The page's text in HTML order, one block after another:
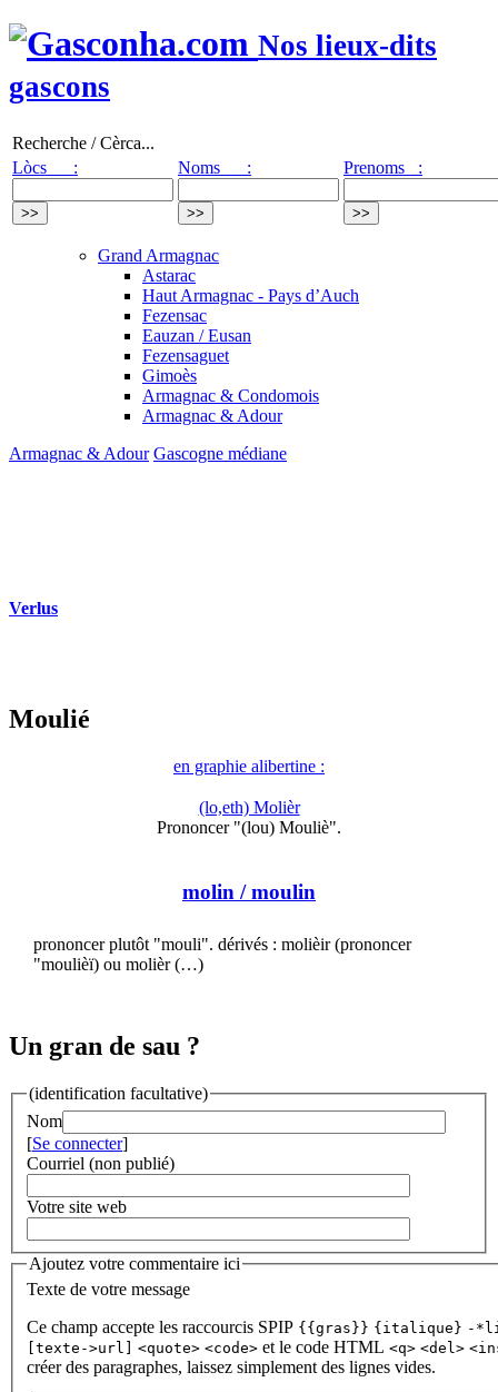
Nos lieux-dits
gascons
Recherche / Cèrca...
Lòcs :
Noms : Prenoms :
Grand Armagnac
Astarac
Haut Armagnac - Pays d’Auch
Fezensac
Eauzan / Eusan
Fezensaguet
Gimoès
Armagnac & Condomois
Armagnac & Adour
Armagnac & Adour Gascogne médiane
Verlus
Moulié
en graphie alibertine :
(lo,eth) Molièr
Prononcer "(lou) Mouliè".
molin / moulin
prononcer plutôt "mouli". dérivés : molièir (prononcer
"moulièï) ou molièr (…)
Un gran de sau ?
(identification facultative)
Nom
[Se connecter]
Courriel (non publié)
Votre site web
Ajoutez votre commentaire ici
Texte de votre message
Ce champ accepte les raccourcis SPIP {{gras}} {italique} -
[texte->url]
<quote> <code> et le code HTML <q> <del>
créer des paragraphes, laissez simplement des lignes vides.